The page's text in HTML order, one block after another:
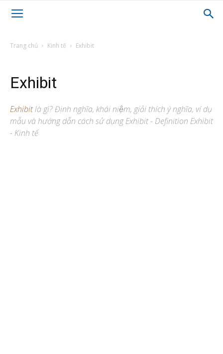
Trang chủ Kinh tế Exhibit
Exhibit
Exhibitlà gì? Định nghĩa, khái niệm, giải thích ý nghĩa, ví dụ
mẫu và hướng dẫn cách sử dụng Exhibit - Definition Exhibit
- Kinh tế